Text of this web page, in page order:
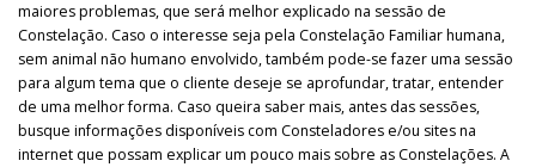
maiores problemas, que será melhor explicado na sessão de
Constelação. Caso o interesse seja pela Constelação Familiar humana,
sem animal não humano envolvido, também pode-se fazer uma sessão
para algum tema que o cliente deseje se aprofundar, tratar, entender
de uma melhor forma. Caso queira saber mais, antes das sessões,
busque informações disponíveis com Consteladores e/ou sites na
internet que possam explicar um pouco mais sobre as Constelações. A